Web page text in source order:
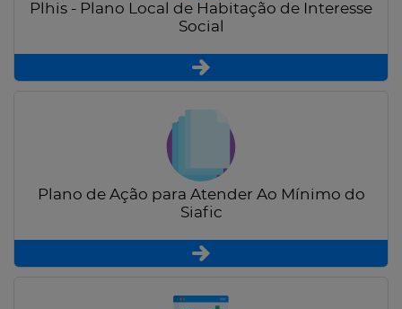
Plhis - Plano Local de Habitação de Interesse
Social
Plano de Ação para Atender Ao Mínimo do
Siafic